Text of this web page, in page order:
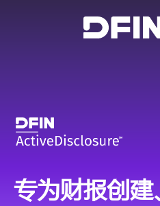
专为财报创